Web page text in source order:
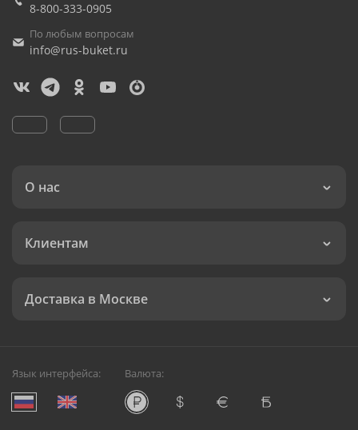
8-800-333-0905
По любым вопросам
info@rus-buket.ru
О нас
Клиентам
Доставка в Москве
Язык интерфейса: Валюта: